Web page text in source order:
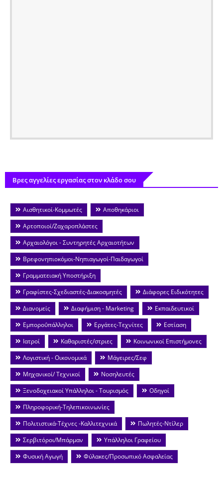
Βρες αγγελίες εργασίας στον κλάδο σου
Αισθητικοί-Κομμωτές
Αποθηκάριοι
Αρτοποιοί/Ζαχαροπλάστες
Αρχαιολόγοι - Συντηρητές Αρχαιοτήτων
Βρεφονηπιοκόμοι-Νηπιαγωγοί-Παιδαγωγοί
Γραμματειακή Υποστήριξη
Γραφίστες-Σχεδιαστές-Διακοσμητές
Διάφορες Ειδικότητες
Διανομείς
Διαφήμιση - Marketing
Εκπαιδευτικοί
Εμποροΰπάλληλοι
Εργάτες-Τεχνίτες
Εστίαση
Ιατροί
Καθαριστές/στριες
Κοινωνικοί Επιστήμονες
Λογιστική - Οικονομικά
Μάγειρες/Σεφ
Μηχανικοί/ Τεχνικοί
Νοσηλευτές
Ξενοδοχειακοί Υπάλληλοι - Τουρισμός
Οδηγοί
Πληροφορική-Τηλεπικοινωνίες
Πολιτιστικά-Τέχνες -Καλλιτεχνικά
Πωλητές-Ντίλερ
Σερβιτόροι/Μπάρμαν
Υπάλληλοι Γραφείου
Φυσική Αγωγή
Φύλακες/Προσωπικό Ασφαλείας